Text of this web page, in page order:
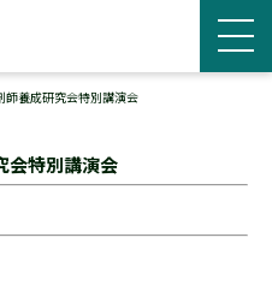
師養成研究会特別講演会
会特別講演会